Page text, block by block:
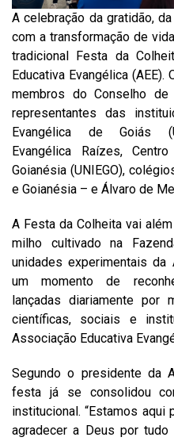
A celebração da gratidão,
com a transformação de
tradicional Festa da
Educativa Evangélica
membros do Conselho de
representantes das
Evangélica de Goiás
Evangélica Raízes,
Goianésia (UNIEGO),
e Goianésia – e Álvaro de
A Festa da Colheita vai
milho cultivado na
unidades experimentais da
um momento de
lançadas diariamente por
científicas, sociais e
Associação Educativa
Segundo o presidente da
festa já se consolidou
institucional. “Estamos
agradecer a Deus por